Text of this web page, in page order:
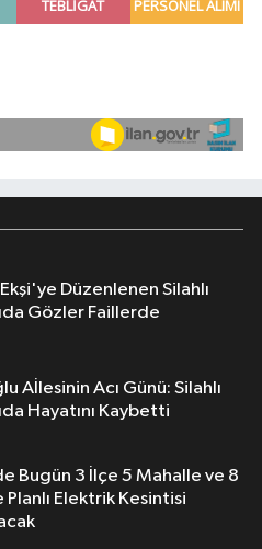
Silahlı
Gözler Faillerde
Aİlesinin Acı Günü: Silahlı
Hayatını Kaybetti
Bugün 3 İlçe 5 Mahalle ve 8
Planlı Elektrik Kesintisi